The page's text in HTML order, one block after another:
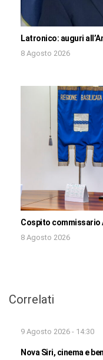
Latronico: auguri
8 Agosto 2026
Cospito commissario
8 Agosto 2026
Correlati
9 Agosto 2026 - 14:30
Nova Siri, cinema e